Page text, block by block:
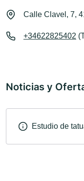
Calle Clavel, 7,
+34622825402
Noticias y
Estudio de